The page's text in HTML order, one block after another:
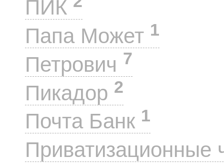
ПИК
Папа Может 1
Петрович 7
Пикадор 2
Почта Банк 1
Приватизационные